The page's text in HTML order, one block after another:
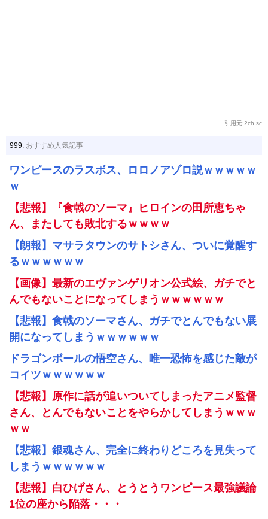
引用元:2ch.sc
999: おすすめ人気記事
ワンピースのラスボス、ロロノアゾロ説ｗｗｗｗｗ
ｗ
【悲報】『食戟のソーマ』ヒロインの田所恵ちゃ
ん、またしても敗北するｗｗｗｗ
【朗報】マサラタウンのサトシさん、ついに覚醒す
るｗｗｗｗｗｗ
【画像】最新のエヴァンゲリオン公式絵、ガチでと
んでもないことになってしまうｗｗｗｗｗｗ
【悲報】食戟のソーマさん、ガチでとんでもない展
開になってしまうｗｗｗｗｗｗ
ドラゴンボールの悟空さん、唯一恐怖を感じた敵が
コイツｗｗｗｗｗｗ
【悲報】原作に話が追いついてしまったアニメ監督
さん、とんでもないことをやらかしてしまうｗｗｗ
ｗｗ
【悲報】銀魂さん、完全に終わりどころを見失って
しまうｗｗｗｗｗｗ
【悲報】白ひげさん、とうとうワンピース最強議論
1位の座から陥落・・・